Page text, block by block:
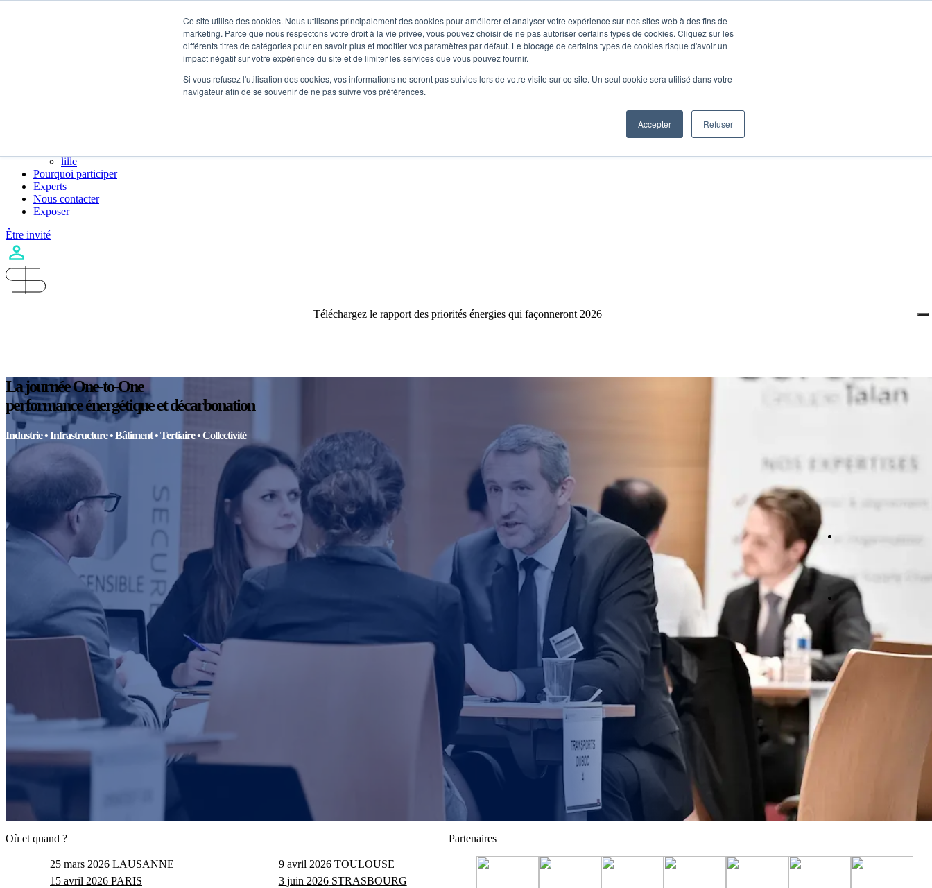
Ce site utilise des cookies. Nous utilisons principalement des cookies pour améliorer et analyser votre expérience sur nos sites web à des fins de
marketing. Parce que nous respectons votre droit à la vie privée, vous pouvez choisir de ne pas autoriser certains types de cookies. Cliquez sur les
différents titres de catégories pour en savoir plus et modifier vos paramètres par défaut. Le blocage de certains types de cookies risque d'avoir un
impact négatif sur votre expérience du site et de limiter les services que vous pouvez fournir.
Si vous refusez l'utilisation des cookies, vos informations ne seront pas suivies lors de votre visite sur ce site. Un seul cookie sera utilisé dans votre
navigateur afin de se souvenir de ne pas suivre vos préférences.
Accepter Refuser
lille
Pourquoi participer
Experts
Nous contacter
Exposer
Être invité
Téléchargez le rapport des priorités énergies qui façonneront 2026
La journée One-to-One
performance énergétique et décarbonation
Industrie • Infrastructure • Bâtiment • Tertiaire • Collectivité
Où et quand ?
25 mars 2026 LAUSANNE 9 avril 2026TOULOUSE
15 avril 2026 PARIS 3 juin 2026STRASBOURG
Partenaires